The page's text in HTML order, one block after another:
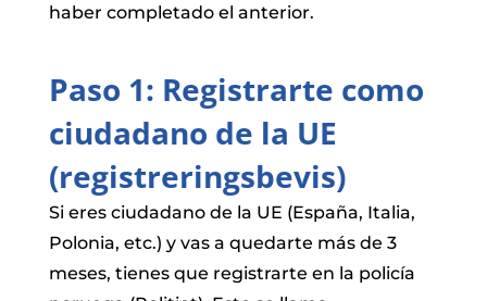
haber completado el anterior.
Paso 1: Registrarte como
ciudadano de la UE
(registreringsbevis)
Si eres ciudadano de la UE (España, Italia,
Polonia, etc.) y vas a quedarte más de 3
meses, tienes que registrarte en la policía